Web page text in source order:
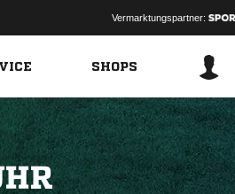
Vermarktungspartner:
SHOPS